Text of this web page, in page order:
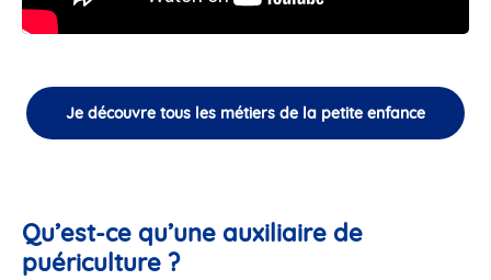
Je découvre tous les métiers de la petite enfance
Qu’est-ce qu’une auxiliaire de
puériculture ?